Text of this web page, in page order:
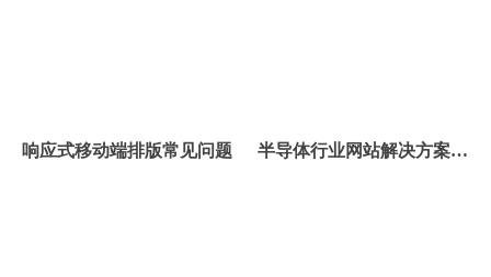
响应式移动端排版常见问题
半导体行业网站解决方案和